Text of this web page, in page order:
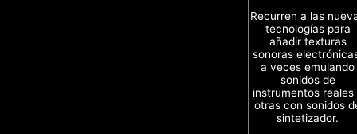
Recurren a las
tecnologías para
añadir texturas
sonoras
a veces emulando
sonidos de
instrumentos reales
otras con sonidos
sintetizador.